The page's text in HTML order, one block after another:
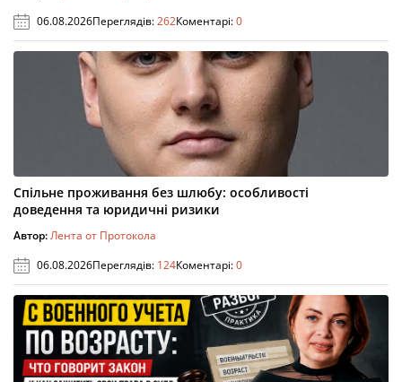
06.08.2026Переглядів:262Коментарі:0
Спільне проживання без шлюбу: особливості
доведення та юридичні ризики
Автор:Лента от Протокола
06.08.2026Переглядів: 124Коментарі:0